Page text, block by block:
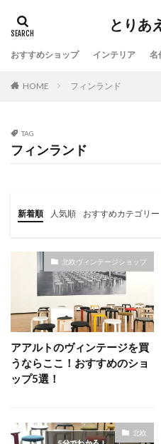
とりあ
おすすめショップ インテリア 名
HOME フィンランド
TAG
フィンランド
新着順 人気順 おすすめカテゴリー
北欧ヴィンテージショップ
アアルトのヴィンテージを買
うならここ！おすすめのショ
ップ5選！
北欧